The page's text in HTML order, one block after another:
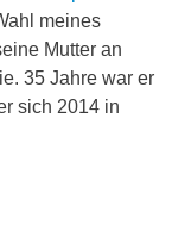
meines
Mutter an
35 Jahre war er
sich 2014 in